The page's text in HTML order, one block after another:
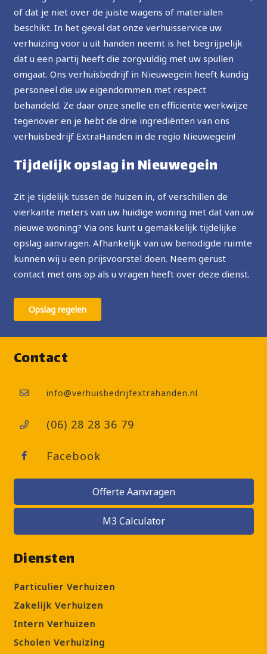
of dat je niet over de juiste wagens of materialen
beschikt. In het geval dat onze verhuisservice uw
verhuizing voor u uit handen neemt is het begrijpelijk
dat u een partij heeft die zorgvuldig met uw spullen
omgaat. Ons verhuisbedrijf in Nieuwegein heeft kundig
personeel die uw eigendommen met respect
behandeld. Ze daar onze snelle en efficiënte werkwijze
tegenover en je hebt de drie ingrediënten van ons
verhuisbedrijf ExtraHanden in de regio Nieuwegein!
Tijdelijk opslag in Nieuwegein
Zit je tijdelijk tussen de huizen in, of verschillen de
vierkante meters van uw huidige woning met dat van uw
nieuwe woning? Via ons kunt u gemakkelijk tijdelijke
opslag aanvragen. Afhankelijk van uw benodigde ruimte
kunnen wij u een prijsvoorstel doen. Neem gerust
contact met ons op als u vragen heeft over deze dienst.
Opslag regelen
Contact
info@verhuisbedrijfextrahanden.nl
(06) 28 28 36 79
Facebook
Offerte Aanvragen
M3 Calculator
Diensten
Particulier Verhuizen
Zakelijk Verhuizen
Intern Verhuizen
Scholen Verhuizing